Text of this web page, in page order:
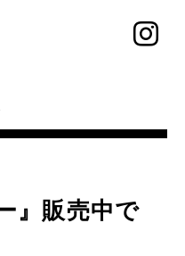
』販売中で